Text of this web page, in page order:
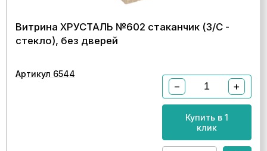
Витрина ХРУСТАЛЬ №602 стаканчик (З/C -
стекло), без дверей
Артикул 6544
− +
Купить в 1
клик